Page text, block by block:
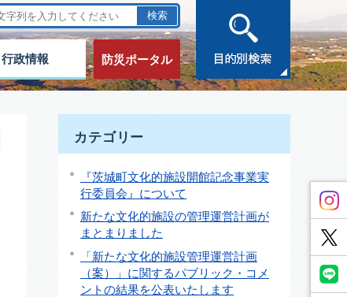
行政情報 防災ポータル
カテゴリー
『茨城町文化的施設開館記念事業実
行委員会』について
新たな文化的施設の管理運営計画が
まとまりました
「新たな文化的施設管理運営計画
（案）」に関するパブリック・コメ
ントの結果を公表いたします